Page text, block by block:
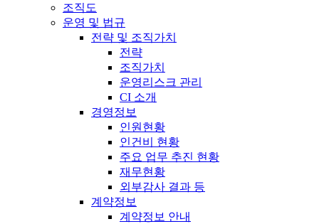
조직도
운영 및 법규
전략 및 조직가치
전략
조직가치
운영리스크 관리
CI 소개
경영정보
인원현황
인건비 현황
주요 업무 추진 현황
재무현황
외부감사 결과 등
계약정보
계약정보 안내